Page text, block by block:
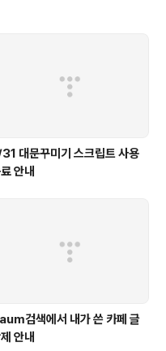
대문꾸미기 스크립트 사용
안내
검색에서 내가 쓴 카페 글
안내